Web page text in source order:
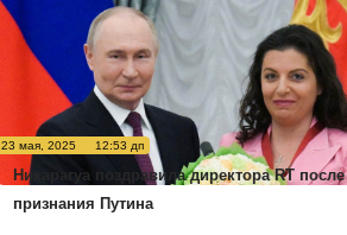
23 мая, 2025 12:53 дп
Никарагуа поздравила директора RT после
признания Путина